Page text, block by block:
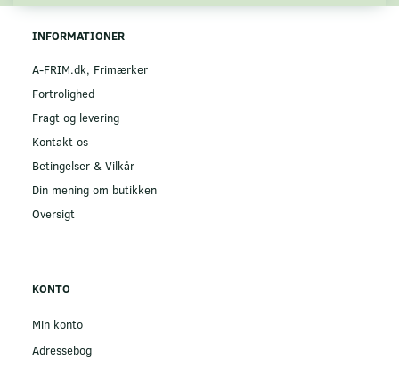
INFORMATIONER
A-FRIM.dk, Frimærker
Fortrolighed
Fragt og levering
Kontakt os
Betingelser & Vilkår
Din mening om butikken
Oversigt
KONTO
Min konto
Adressebog